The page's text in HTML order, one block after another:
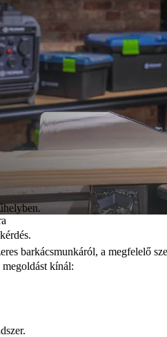
barkácsmunkáról, a megfelelő
kínál: